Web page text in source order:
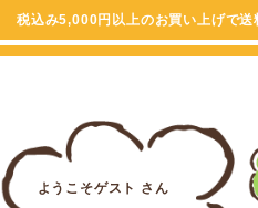
税込み5,000円以上のお買い上げで送
ようこそゲスト さん